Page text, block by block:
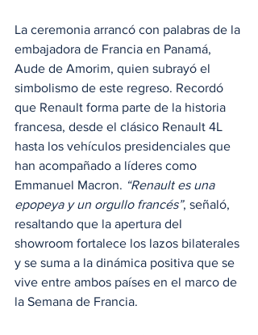
La ceremonia arrancó con palabras de la
embajadora de Francia en Panamá,
Aude de Amorim, quien subrayó el
simbolismo de este regreso. Recordó
que Renault forma parte de la historia
francesa, desde el clásico Renault 4L
hasta los vehículos presidenciales que
han acompañado a líderes como
Emmanuel Macron. “Renault es una
epopeya y un orgullo francés”, señaló,
resaltando que la apertura del
showroom fortalece los lazos bilaterales
y se suma a la dinámica positiva que se
vive entre ambos países en el marco de
la Semana de Francia.